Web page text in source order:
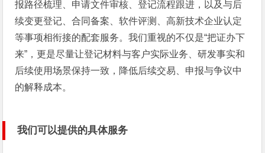
报路径梳理、申请文件审核、登记流程跟进，以及与后
续变更登记、合同备案、软件评测、高新技术企业认定
等事项相衔接的配套服务。我们重视的不仅是“把证办下
来”，更是尽量让登记材料与客户实际业务、研发事实和
后续使用场景保持一致，降低后续交易、申报与争议中
的解释成本。
我们可以提供的具体服务